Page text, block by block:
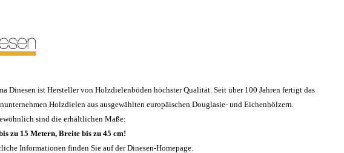
Dinesen ist Hersteller von Holzdielenböden höchster Qualität. Seit über 100 Jahren fertigt das
Holzdielen aus ausgewählten europäischen Douglasie- und Eichenhölzern.
sind die erhältlichen Maße:
zu 15 Metern, Breite bis zu 45 cm!
Informationen finden Sie auf der Dinesen-Homepage.